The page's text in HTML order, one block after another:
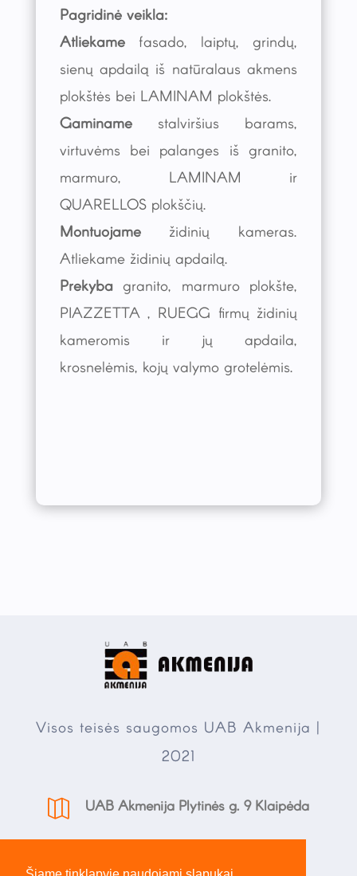
Pagridinė veikla:
Atliekamefasado, laiptų, grindų,
sienų apdailą iš natūralaus akmens
plokštės bei LAMINAM plokštės.
Gaminame stalviršius barams,
virtuvėms bei palanges iš granito,
marmuro, LAMINAM ir
QUARELLOS plokščių.
Montuojamežidinių kameras.
Atliekame židinių apdailą.
Prekybagranito, marmuro plokšte,
PIAZZETTA , RUEGG firmų židinių
kameromis ir jų apdaila,
krosnelėmis, kojų valymo grotelėmis.
Visos teisės saugomos UAB Akmenija |
2021
 UAB Akmenija Plytinės g. 9 Klaipėda